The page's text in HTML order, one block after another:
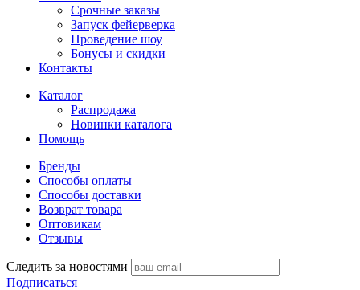
Срочные заказы
Запуск фейерверка
Проведение шоу
Бонусы и скидки
Контакты
Каталог
Распродажа
Новинки каталога
Помощь
Бренды
Способы оплаты
Способы доставки
Возврат товара
Оптовикам
Отзывы
Следить за новостями
Подписаться